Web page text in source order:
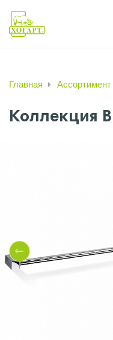
Главная Ассортимент
Коллекция